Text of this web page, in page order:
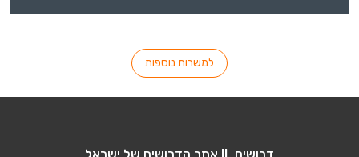
למשרות נוספות
דרושים IL אתר הדרושים של ישראל